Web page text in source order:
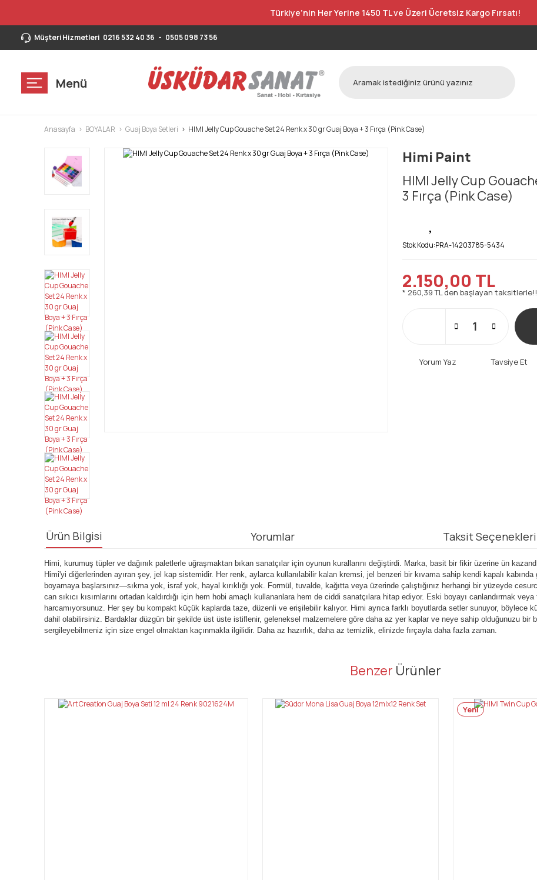
Türkiye’nin Her Yerine 1450 TL ve Üzeri Ücretsiz Kargo Fırsatı!
Müşteri Hizmetleri 0216 532 40 36 - 0505 098 73 56
Menü
Anasayfa BOYALAR Guaj Boya Setleri HIMI Jelly Cup Gouache Set 24 Renk x 30 gr Guaj Boya + 3 Fırça (Pink Case)
Himi Paint
HIMI Jelly Cup
3 Fırça (Pink Case)
Stok Kodu:PRA-14203785-5434
2.150,00 TL
* 260,39 TL den başlayan taksitlerle!!
Yorum Yaz Tavsiye Et
Ürün Bilgisi Yorumlar Taksit Seçenekleri
Himi, kurumuş tüpler ve dağınık paletlerle uğraşmaktan bıkan sanatçılar için oyunun kurallarını değiştirdi. Marka, basit bir fikir üzerine ün
Himi'yi diğerlerinden ayıran şey, jel kap sistemidir. Her renk, aylarca kullanılabilir kalan kremsi, jel benzeri bir kıvama sahip kendi kapalı kabında
boyamaya başlarsınız—sıkma yok, israf yok, hayal kırıklığı yok. Formül, tuvalde, kağıtta veya üzerinde çalıştığınız herhangi bir yüzeyde
can sıkıcı kısımlarını ortadan kaldırdığı için hem hobi amaçlı kullananlara hem de ciddi sanatçılara hitap ediyor. Eski boyayı canlandırmak
harcamıyorsunuz. Her şey bu kompakt küçük kaplarda taze, düzenli ve erişilebilir kalıyor. Himi ayrıca farklı boyutlarda setler sunuyor,
dahil olabilirsiniz. Bardaklar düzgün bir şekilde üst üste istiflenir, geleneksel malzemelere göre daha az yer kaplar ve neye sahip olduğunuzu bir
sergileyebilmeniz için size engel olmaktan kaçınmakla ilgilidir. Daha az hazırlık, daha az temizlik, elinizde fırçayla daha fazla zaman.
Bu ürünün fiyat bilgisi, resim, ürün açıklamalarında ve diğer konularda yetersiz gördüğünüz noktaları öneri formunu kullanarak
Ürün resmi kalitesiz, bozuk veya görüntülenemiyor.
Benzer Ürünler
Yeni